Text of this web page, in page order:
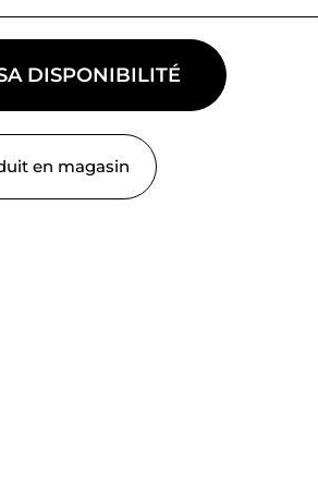
DISPONIBILITÉ
en magasin